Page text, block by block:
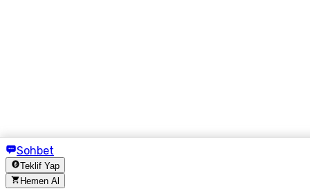
Sohbet
Teklif Yap
Hemen Al